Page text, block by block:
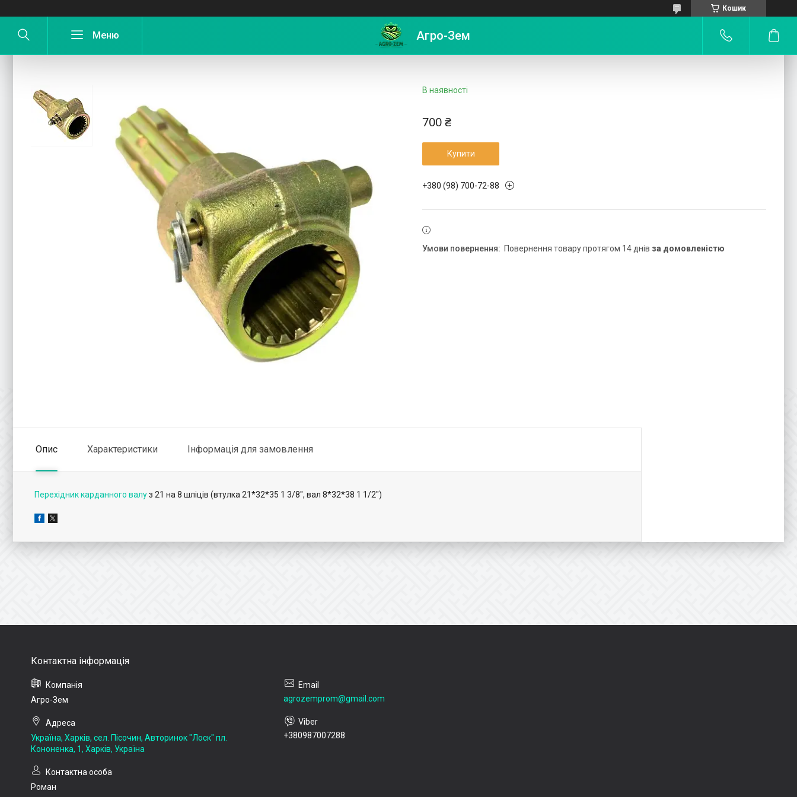
Кошик
Агро-Зем
Перехідник ВОМ карданного валу 21х8 фіксація пружинний штифт
В наявності
700 ₴
Купити
+380 (98) 700-72-88
повернення товару протягом 14 днів за домовленістю
Опис Характеристики Інформація для замовлення
Перехідник карданного валуз 21 на 8 шліців (втулка 21*32*35 1 3/8", вал 8*32*38 1 1/2")
Агро-Зем
Україна, Харків, сел. Пісочин, Авторинок "Лоск" пл.
Кононенка, 1, Харків, Україна
Роман
agrozemprom@gmail.com
+380987007288